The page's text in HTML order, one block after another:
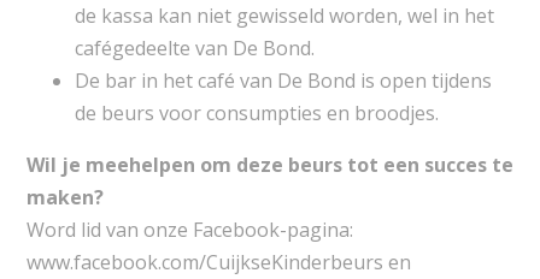
de kassa kan niet gewisseld worden, wel in het
cafégedeelte van De Bond.
De bar in het café van De Bond is open tijdens
de beurs voor consumpties en broodjes.
Wil je meehelpen om deze beurs tot een succes te
maken?
Word lid van onze Facebook-pagina:
www.facebook.com/CuijkseKinderbeurs en